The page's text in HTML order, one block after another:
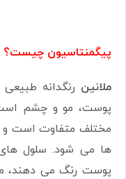
پیگمنتاسیون چیست؟
ملانین رنگدانه
پوست، مو و چشم است.
مختلف متفاوت است و
ها می شود. سلول
پوست رنگ می دهند،